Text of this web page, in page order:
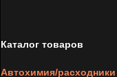
Каталог товаров
Автохимия/расходники